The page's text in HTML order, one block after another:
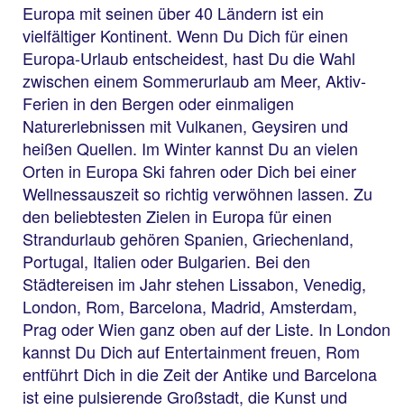
Europa mit seinen über 40 Ländern ist ein
vielfältiger Kontinent. Wenn Du Dich für einen
Europa-Urlaub entscheidest, hast Du die Wahl
zwischen einem Sommerurlaub am Meer, Aktiv-
Ferien in den Bergen oder einmaligen
Naturerlebnissen mit Vulkanen, Geysiren und
heißen Quellen. Im Winter kannst Du an vielen
Orten in Europa Ski fahren oder Dich bei einer
Wellnessauszeit so richtig verwöhnen lassen. Zu
den beliebtesten Zielen in Europa für einen
Strandurlaub gehören Spanien, Griechenland,
Portugal, Italien oder Bulgarien. Bei den
Städtereisen im Jahr stehen Lissabon, Venedig,
London, Rom, Barcelona, Madrid, Amsterdam,
Prag oder Wien ganz oben auf der Liste. In London
kannst Du Dich auf Entertainment freuen, Rom
entführt Dich in die Zeit der Antike und Barcelona
ist eine pulsierende Großstadt, die Kunst und